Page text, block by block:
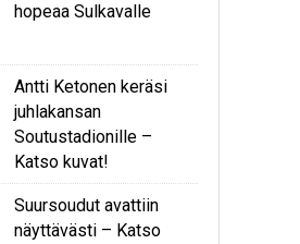
hopeaa Sulkavalle
Antti Ketonen keräsi
juhlakansan
Soutustadionille –
Katso kuvat!
Suursoudut avattiin
näyttävästi – Katso